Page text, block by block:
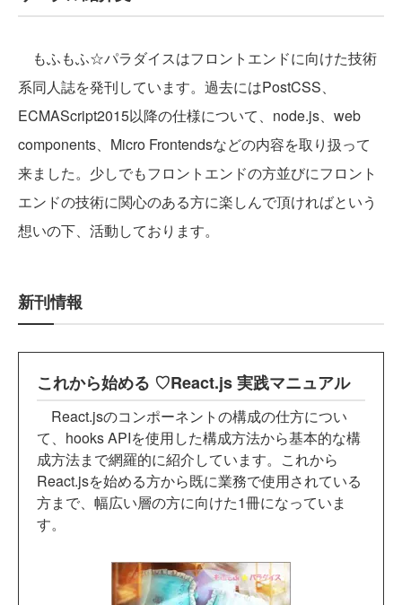
もふもふ☆パラダイスはフロントエンドに向けた技術
系同人誌を発刊しています。過去にはPostCSS、
ECMAScript2015以降の仕様について、node.js、web
components、Micro Frontendsなどの内容を取り扱って
来ました。少しでもフロントエンドの方並びにフロント
エンドの技術に関心のある方に楽しんで頂ければという
想いの下、活動しております。
新刊情報
これから始める ♡React.js 実践マニュアル
React.jsのコンポーネントの構成の仕方につい
て、hooks APIを使用した構成方法から基本的な構
成方法まで網羅的に紹介しています。これから
React.jsを始める方から既に業務で使用されている
方まで、幅広い層の方に向けた1冊になっていま
す。